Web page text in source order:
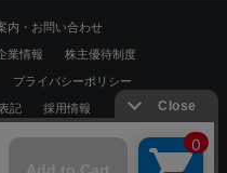
内・お問い合わせ
業情報 株主優待制度
プライバシーポリシー
記 採用情報
All rights reserved.